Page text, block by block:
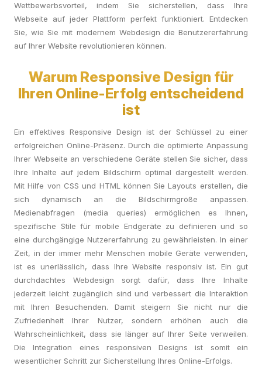
Wettbewerbsvorteil, indem Sie sicherstellen, dass Ihre
Webseite auf jeder Plattform perfekt funktioniert. Entdecken
Sie, wie Sie mit modernem Webdesign die Benutzererfahrung
auf Ihrer Website revolutionieren können.
Warum Responsive Design für
Ihren Online-Erfolg entscheidend
ist
Ein effektives Responsive Design ist der Schlüssel zu einer
erfolgreichen Online-Präsenz. Durch die optimierte Anpassung
Ihrer Webseite an verschiedene Geräte stellen Sie sicher, dass
Ihre Inhalte auf jedem Bildschirm optimal dargestellt werden.
Mit Hilfe von CSS und HTML können Sie Layouts erstellen, die
sich dynamisch an die Bildschirmgröße anpassen.
Medienabfragen (media queries) ermöglichen es Ihnen,
spezifische Stile für mobile Endgeräte zu definieren und so
eine durchgängige Nutzererfahrung zu gewährleisten. In einer
Zeit, in der immer mehr Menschen mobile Geräte verwenden,
ist es unerlässlich, dass Ihre Website responsiv ist. Ein gut
durchdachtes Webdesign sorgt dafür, dass Ihre Inhalte
jederzeit leicht zugänglich sind und verbessert die Interaktion
mit Ihren Besuchenden. Damit steigern Sie nicht nur die
Zufriedenheit Ihrer Nutzer, sondern erhöhen auch die
Wahrscheinlichkeit, dass sie länger auf Ihrer Seite verweilen.
Die Integration eines responsiven Designs ist somit ein
wesentlicher Schritt zur Sicherstellung Ihres Online-Erfolgs.